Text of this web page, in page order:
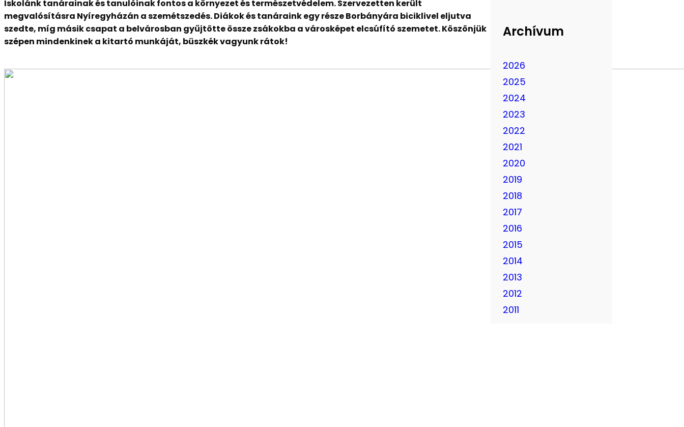
Iskolánk tanárainak és tanulóinak fontos a környezet és természetvédelem. Szervezetten került
megvalósításra Nyíregyházán a szemétszedés. Diákok és tanáraink egy része Borbányára biciklivel eljutva
szedte, míg másik csapat a belvárosban gyűjtötte össze zsákokba a városképet elcsúfító szemetet. Köszönjük
szépen mindenkinek a kitartó munkáját, büszkék vagyunk rátok!
Archívum
2026
2025
2024
2023
2022
2021
2020
2019
2018
2017
2016
2015
2014
2013
2012
2011